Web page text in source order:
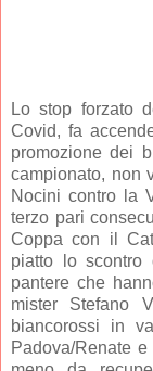
Lo stop forzato
Covid, fa
promozione dei
campionato, non
Nocini contro la
terzo pari
Coppa con il
piatto lo scontro
pantere che
mister Stefano
biancorossi in
Padova/Renate